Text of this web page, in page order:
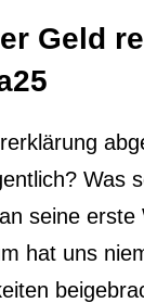
Geld
Was
seine erste
hat uns